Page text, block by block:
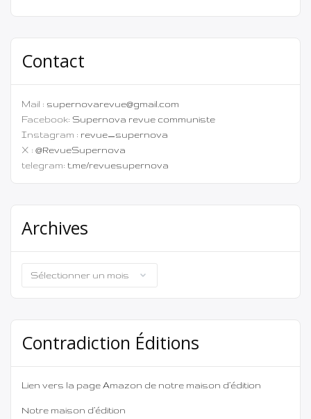
Contact
Mail : supernovarevue@gmail.com
Facebook: Supernova revue communiste
Instagram : revue_supernova
X : @RevueSupernova
telegram: t.me/revuesupernova
Archives
Archives
Contradiction Éditions
Lien vers la page Amazon de notre maison d’édition
Notre maison d’édition